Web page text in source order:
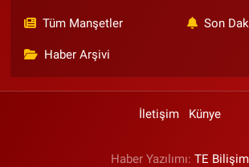
Tüm Manşetler Son
Haber Arşivi
İletişim Künye
Haber Yazılımı: TE Bilişim